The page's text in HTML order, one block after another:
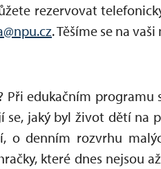
rezervovat
. Těšíme se na
Při edukačním
jaký byl život dětí na
o denním rozvrhu
které dnes nejsou